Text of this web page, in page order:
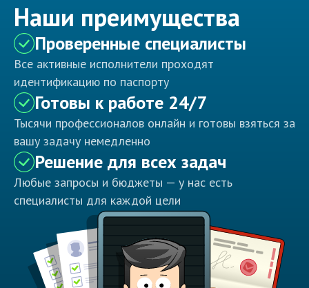
Наши преимущества
Проверенные специалисты
Все активные исполнители проходят
идентификацию по паспорту
Готовы к работе 24/7
Тысячи профессионалов онлайн и готовы взяться за
вашу задачу немедленно
Решение для всех задач
Любые запросы и бюджеты — у нас есть
специалисты для каждой цели